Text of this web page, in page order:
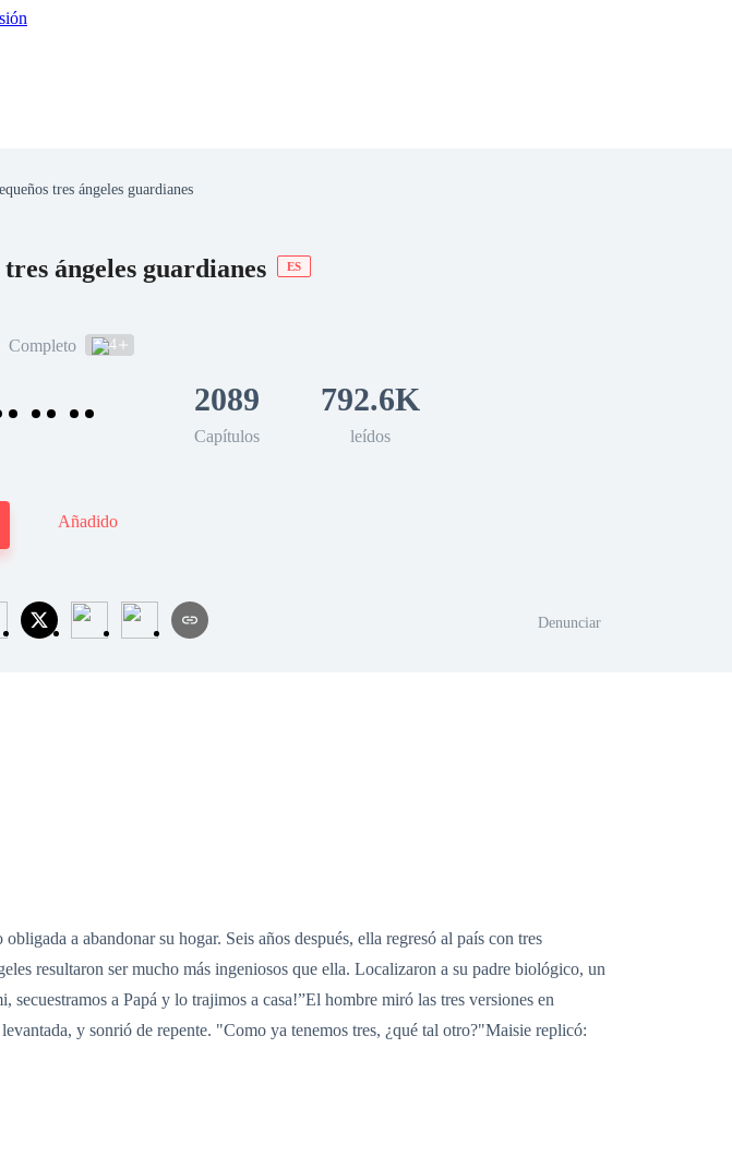
tres ángeles guardianes
ángeles guardianes ES
Completo 4
2089
Capítulos
792.6K
leídos
Añadido
Denunciar
a abandonar su hogar. Seis años después, ella regresó al país con tres
resultaron ser mucho más ingeniosos que ella. Localizaron a su padre biológico, un
a Papá y lo trajimos a casa!”El hombre miró las tres versiones en
y sonrió de repente. "Como ya tenemos tres, ¿qué tal otro?"Maisie replicó: